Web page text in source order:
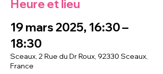
Heure et lieu
19 mars 2025, 16:30 –
18:30
Sceaux, 2 Rue du Dr Roux, 92330 Sceaux,
France